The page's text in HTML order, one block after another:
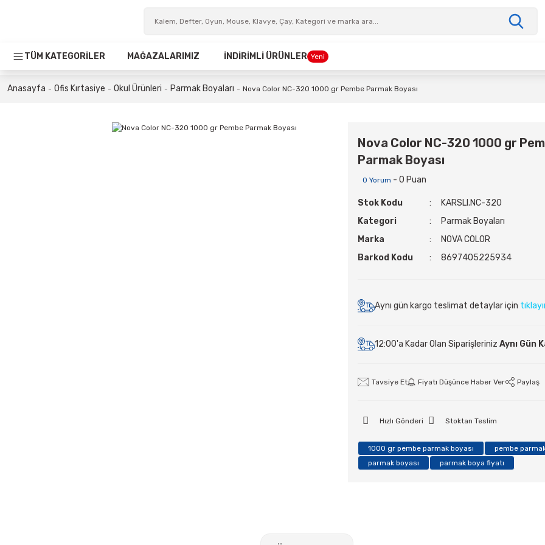
TÜM KATEGORİLER MAĞAZALARIMIZ İNDİRİMLİ ÜRÜNLER Yeni
Anasayfa Ofis Kırtasiye Okul Ürünleri Parmak Boyaları Nova Color NC-320 1000 gr Pembe Parmak Boyası
Nova Color NC-320 1000 gr
Parmak Boyası
0 Yorum - 0 Puan
Stok Kodu
KARSLI.NC-320
Kategori
Parmak Boyaları
Marka
NOVA COLOR
Barkod Kodu
8697405225934
Aynı gün kargo teslimat detaylar için
12:00'a Kadar Olan Siparişleriniz Aynı Gün
Tavsiye Et Fiyatı Düşünce Haber Ver Paylaş
Hızlı Gönderi Stoktan Teslim
1000 gr pembe parmak boyası
pembe
parmak boyası
parmak boya fiyatı